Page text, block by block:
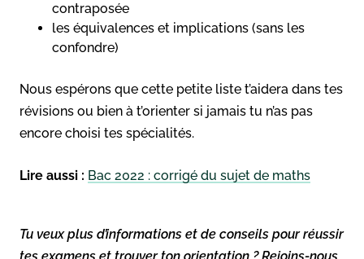
contraposée
les équivalences et implications (sans les
confondre)
Nous espérons que cette petite liste t’aidera dans tes
révisions ou bien à t’orienter si jamais tu n’as pas
encore choisi tes spécialités.
Lire aussi : Bac 2022 : corrigé du sujet de maths
Tu veux plus d’informations et de conseils pour réussir